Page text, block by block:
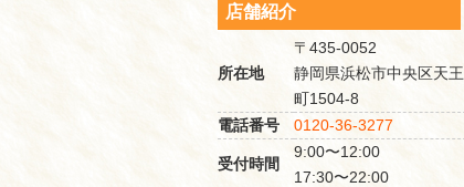
店舗紹介
所在地
〒435-0052
静岡県浜松市中央区天王
町1504-8
電話番号
0120-36-3277
受付時間
9:00〜12:00
17:30〜22:00